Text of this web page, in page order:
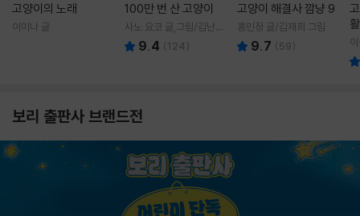
고양이의 노래
이미나 글
100만 번 산 고양이
사노 요코 글,그림/김난주
역 9.4 (124)
고양이 해결사 깜냥 9
홍민정 글/김재희 그림
9.7 (59)
보리 출판사 브랜드전